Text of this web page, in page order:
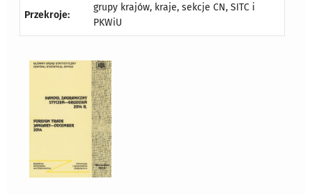
Przekroje:
grupy krajów, kraje, sekcje CN, SITC i
PKWiU